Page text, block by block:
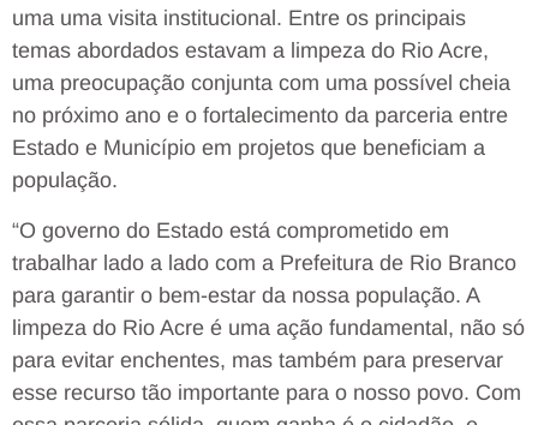
uma uma visita institucional. Entre os principais
temas abordados estavam a limpeza do Rio Acre,
uma preocupação conjunta com uma possível cheia
no próximo ano e o fortalecimento da parceria entre
Estado e Município em projetos que beneficiam a
população.
“O governo do Estado está comprometido em
trabalhar lado a lado com a Prefeitura de Rio Branco
para garantir o bem-estar da nossa população. A
limpeza do Rio Acre é uma ação fundamental, não só
para evitar enchentes, mas também para preservar
esse recurso tão importante para o nosso povo. Com